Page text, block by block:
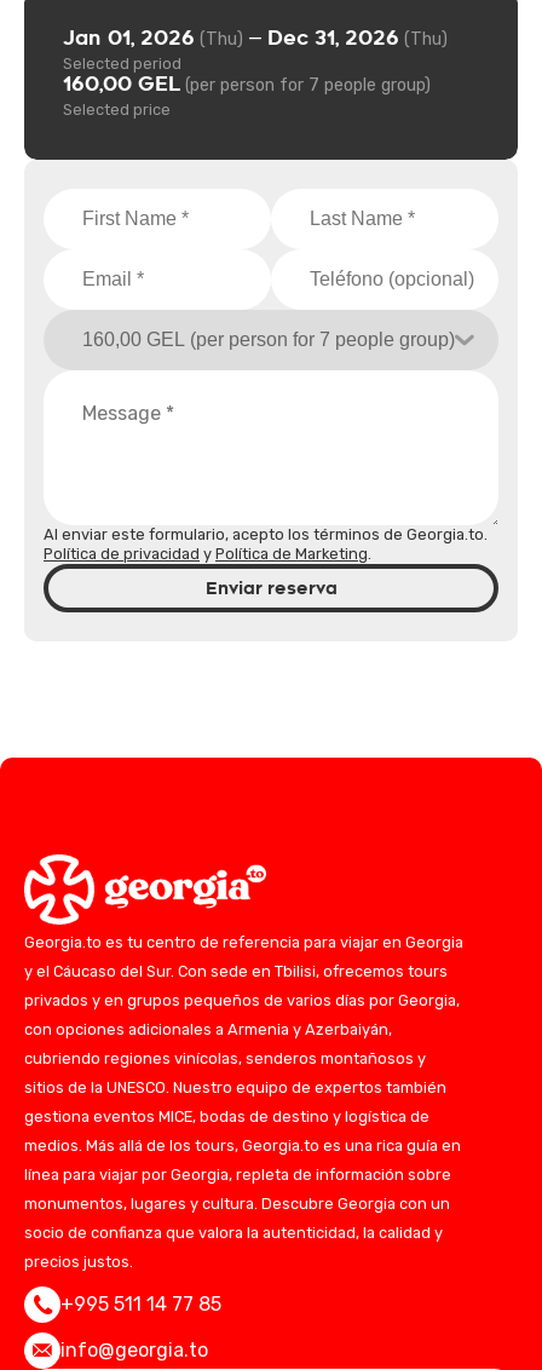
Al enviar este formulario, acepto los términos de Georgia.to.
Política de privacidad y Política de Marketing.
Enviar reserva
Jan 01, 2026 (Thu) — Dec 31, 2026 (Thu)
Selected period
160,00 GEL (per person for 7 people group)
Selected price
Georgia.to es tu centro de referencia para viajar en Georgia
y el Cáucaso del Sur. Con sede en Tbilisi, ofrecemos tours
privados y en grupos pequeños de varios días por Georgia,
con opciones adicionales a Armenia y Azerbaiyán,
cubriendo regiones vinícolas, senderos montañosos y
sitios de la UNESCO. Nuestro equipo de expertos también
gestiona eventos MICE, bodas de destino y logística de
medios. Más allá de los tours, Georgia.to es una rica guía en
línea para viajar por Georgia, repleta de información sobre
monumentos, lugares y cultura. Descubre Georgia con un
socio de confianza que valora la autenticidad, la calidad y
precios justos.
+995 511 14 77 85
info@georgia.to